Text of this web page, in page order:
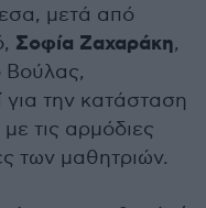
μετά από
Σοφία Ζαχαράκη,
Βούλας,
την κατάσταση
τις αρμόδιες
των μαθητριών.